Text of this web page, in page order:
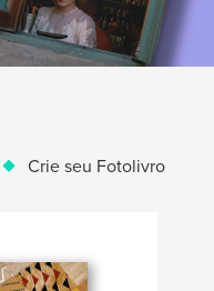
Crie seu Fotolivro